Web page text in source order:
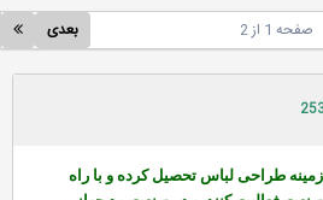
بعدی صفحه 1 از 2
طراحی لباس تحصیل کرده و با راه